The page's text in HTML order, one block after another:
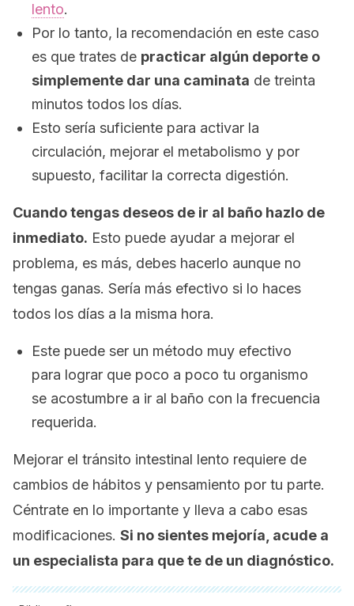
lento.
Por lo tanto, la recomendación en este caso
es que trates de practicar algún deporte o
simplemente dar una caminata de treinta
minutos todos los días.
Esto sería suficiente para activar la
circulación, mejorar el metabolismo y por
supuesto, facilitar la correcta digestión.
Cuando tengas deseos de ir al baño hazlo de
inmediato. Esto puede ayudar a mejorar el
problema, es más, debes hacerlo aunque no
tengas ganas. Sería más efectivo si lo haces
todos los días a la misma hora.
Este puede ser un método muy efectivo
para lograr que poco a poco tu organismo
se acostumbre a ir al baño con la frecuencia
requerida.
Mejorar el tránsito intestinal lento requiere de
cambios de hábitos y pensamiento por tu parte.
Céntrate en lo importante y lleva a cabo esas
modificaciones. Si no sientes mejoría, acude a
un especialista para que te de un diagnóstico.